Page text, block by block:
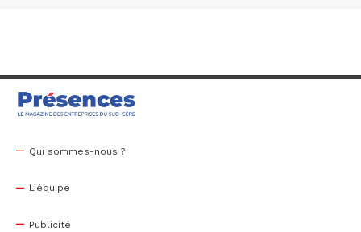
Qui sommes-nous ?
L'équipe
Publicité